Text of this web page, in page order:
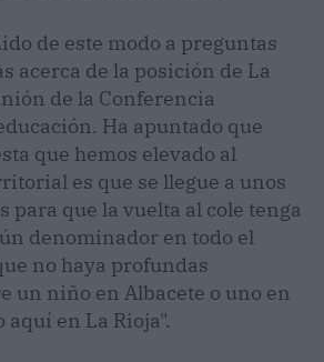
de este modo a preguntas
acerca de la posición de La
de la Conferencia
Ha apuntado que
que hemos elevado al
es que se llegue a unos
para que la vuelta al cole tenga
denominador en todo el
no haya profundas
un niño en Albacete o uno en
aquí en La Rioja".